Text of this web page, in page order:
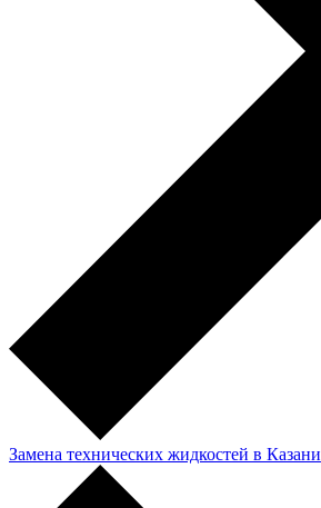
Замена технических жидкостей в Казани